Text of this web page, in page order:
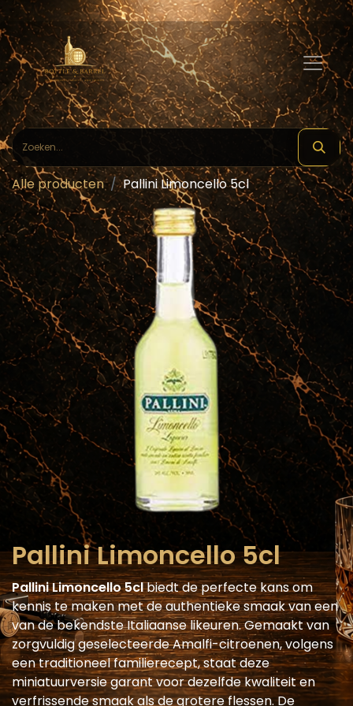
Alle producten Pallini Limoncello 5cl
Pallini Limoncello 5cl
Pallini Limoncello 5clbiedt de perfecte kans om
kennis te maken met de authentieke smaak van een
van de bekendste Italiaanse likeuren. Gemaakt van
zorgvuldig geselecteerde Amalfi-citroenen, volgens
een traditioneel familierecept, staat deze
miniatuurversie garant voor dezelfde kwaliteit en
verfrissende smaak als de grotere flessen. De